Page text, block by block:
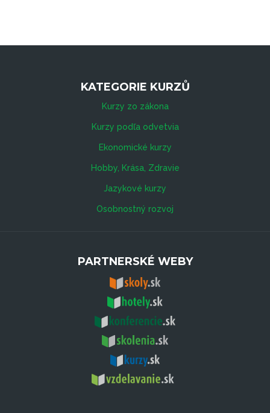
KATEGORIE KURZŮ
Kurzy zo zákona
Kurzy podľa odvetvia
Ekonomické kurzy
Hobby, Krása, Zdravie
Jazykové kurzy
Osobnostný rozvoj
PARTNERSKÉ WEBY